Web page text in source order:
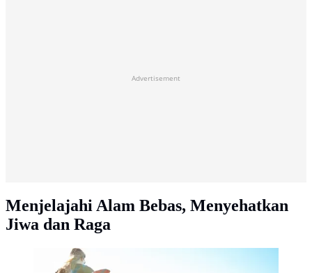
Advertisement
Menjelajahi Alam Bebas, Menyehatkan
Jiwa dan Raga